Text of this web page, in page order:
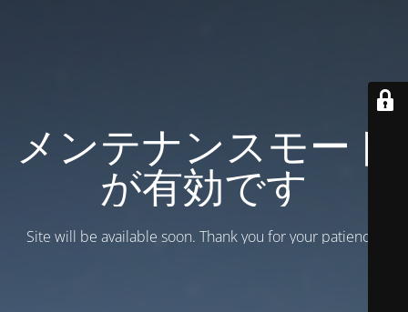
メンテナンスモード
が有効です
Site will be available soon. Thank you for your patience!